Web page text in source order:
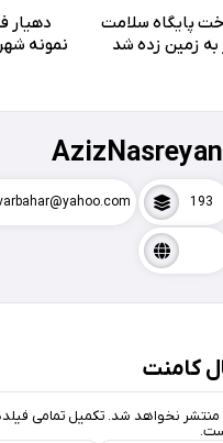
پایگاه سلامت
زمین زده شد
دهیار
نمونه
193
کامنت
منتشر نخواهد شد. تکمیل تمامی